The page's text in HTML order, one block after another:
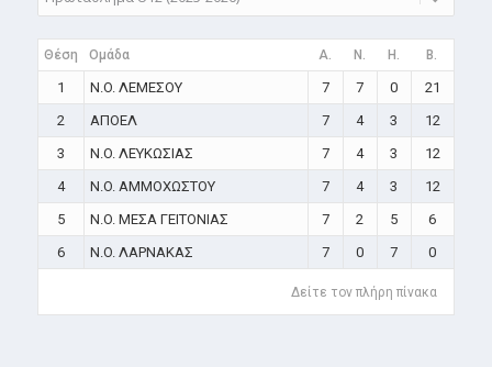
Θέση Ομάδα A. N. H. B.
1 N.O. ΛΕΜΕΣΟΥ 7 7 0
21
2
ΑΠΟΕΛ 7 4 3
12
3
N.O. ΛΕΥΚΩΣΙΑΣ 7 4 3
12
4
N.O. ΑΜΜΟΧΩΣΤΟΥ 7 4 3
12
5
N.O. ΜΕΣΑ ΓΕΙΤΟΝΙΑΣ 7 2 5
6
6
N.O. ΛΑΡΝΑΚΑΣ 7 0 7 0
Δείτε τον πλήρη πίνακα